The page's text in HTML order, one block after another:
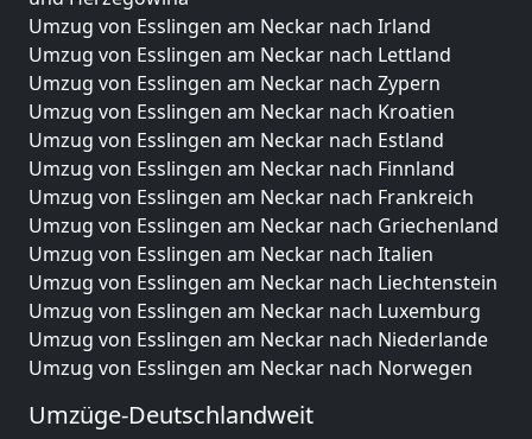
Umzug von Esslingen am Neckar nach Irland
Umzug von Esslingen am Neckar nach Lettland
Umzug von Esslingen am Neckar nach Zypern
Umzug von Esslingen am Neckar nach Kroatien
Umzug von Esslingen am Neckar nach Estland
Umzug von Esslingen am Neckar nach Finnland
Umzug von Esslingen am Neckar nach Frankreich
Umzug von Esslingen am Neckar nach Griechenland
Umzug von Esslingen am Neckar nach Italien
Umzug von Esslingen am Neckar nach Liechtenstein
Umzug von Esslingen am Neckar nach Luxemburg
Umzug von Esslingen am Neckar nach Niederlande
Umzug von Esslingen am Neckar nach Norwegen
Umzüge-Deutschlandweit